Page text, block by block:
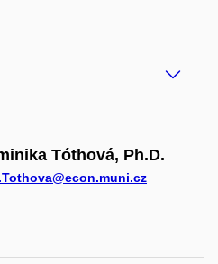
Tóthová, Ph.D.